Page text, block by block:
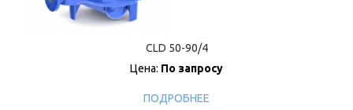
CLD 50-90/4
Цена: По запросу
ПОДРОБНЕЕ